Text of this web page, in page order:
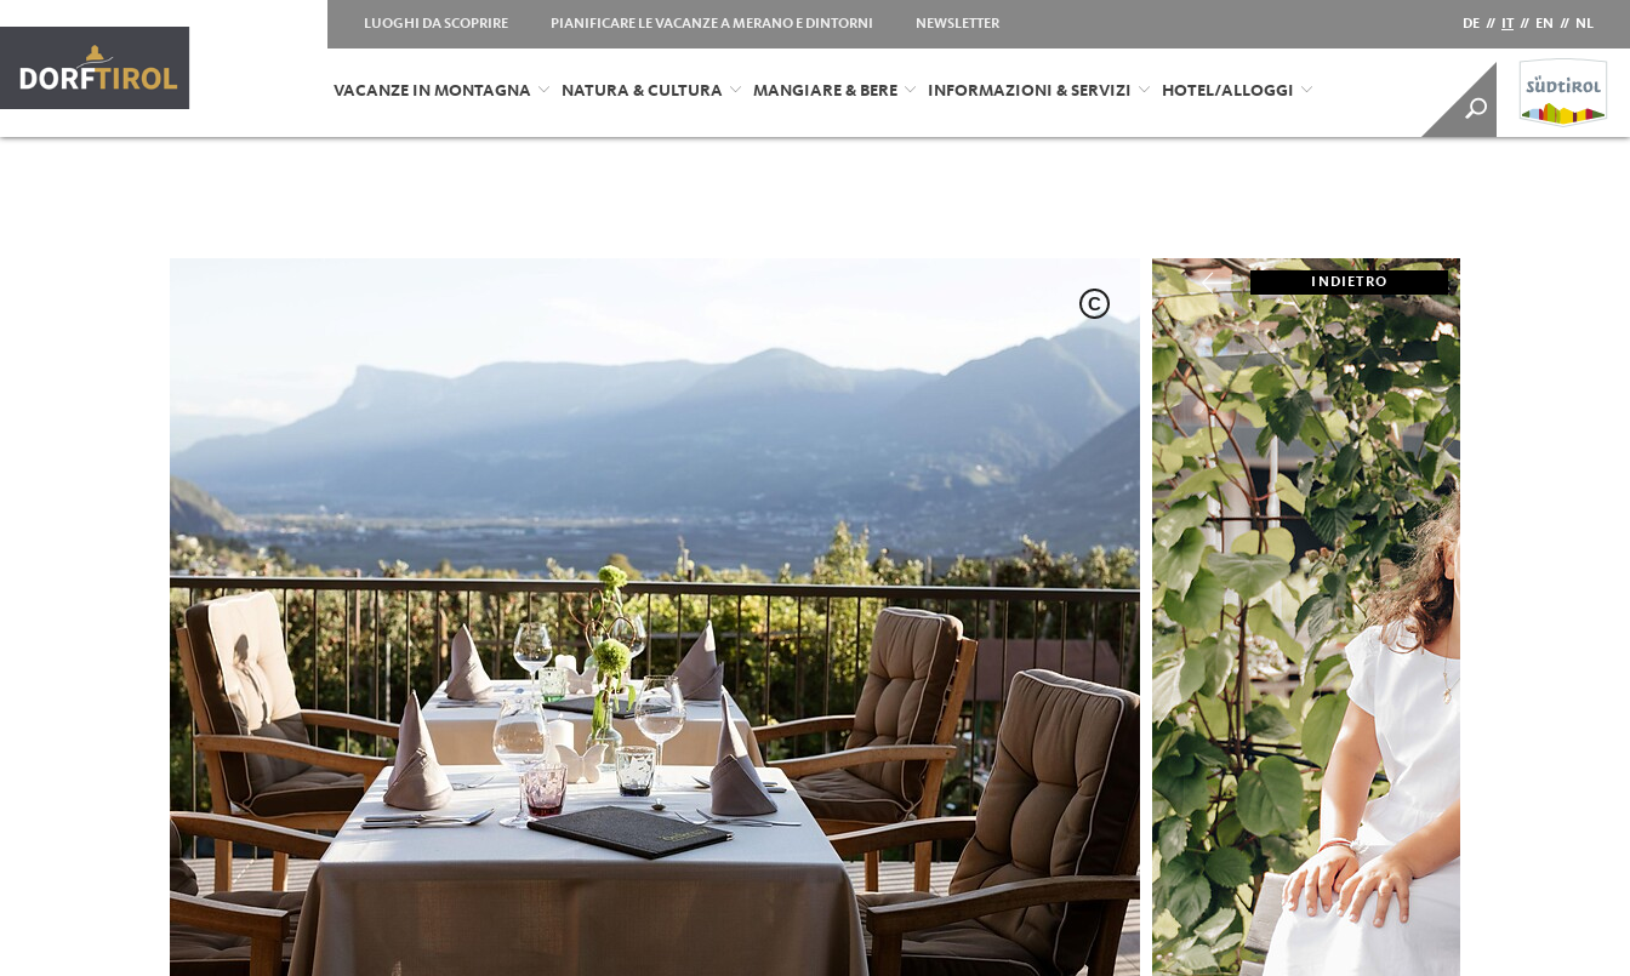
LUOGHI DA SCOPRIRE PIANIFICARE LE VACANZE A MERANO E DINTORNI NEWSLETTER DE // IT // EN // NL
VACANZE IN MONTAGNA NATURA & CULTURA MANGIARE & BERE INFORMAZIONI & SERVIZI HOTEL/ALLOGGI
INDIETRO